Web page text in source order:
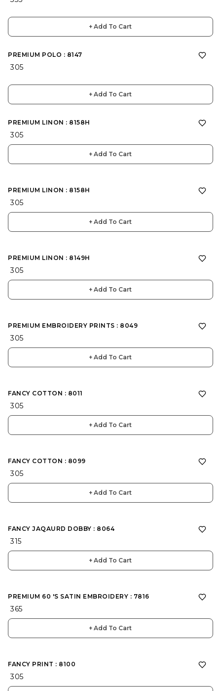
+ Add To Cart
PREMIUM POLO : 8147
₹ 305
+ Add To Cart
PREMIUM LINON : 8158H
₹ 305
PREMIUM LINON : 8158H
₹ 305
PREMIUM LINON : 8149H
₹ 305
PREMIUM EMBROIDERY PRINTS : 8049
₹ 305
+ Add To Cart
FANCY COTTON : 8011
₹ 305
+ Add To Cart
FANCY COTTON : 8099
₹ 305
+ Add To Cart
FANCY JAQAURD DOBBY : 8064
₹ 315
+ Add To Cart
PREMIUM 60 'S SATIN EMBROIDERY : 7816
₹ 365
+ Add To Cart
FANCY PRINT : 8100
₹ 305